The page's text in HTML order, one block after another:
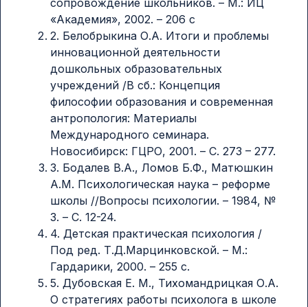
«Академия», 2002. – 206 с
2. Белобрыкина О.А. Итоги и проблемы
инновационной деятельности
дошкольных образовательных
учреждений /В сб.: Концепция
философии образования и современная
антропология: Материалы
Международного семинара.
Новосибирск: ГЦРО, 2001. – С. 273 – 277.
3. Бодалев В.А., Ломов Б.Ф., Матюшкин
А.М. Психологическая наука – реформе
школы //Вопросы психологии. – 1984, №
3. – С. 12-24.
4. Детская практическая психология /
Под ред. Т.Д.Марцинковской. – М.:
Гардарики, 2000. – 255 с.
5. Дубовская Е. М., Тихомандрицкая О.А.
О стратегиях работы психолога в школе